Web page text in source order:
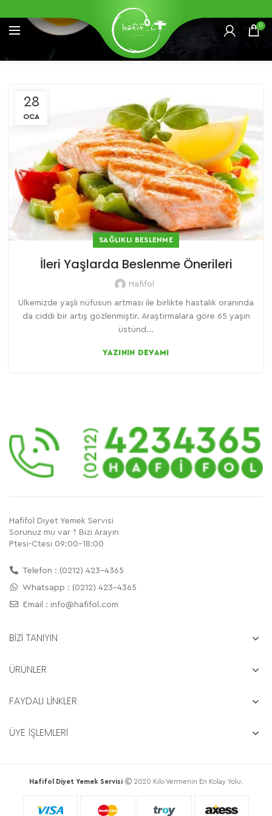
0
28
OCA
SAĞLIKLI BESLENME
İleri Yaşlarda Beslenme Önerileri
Hafifol
Ülkemizde yaşlı nüfusun artması ile birlikte hastalık oranında
da ciddi bir artış gözlenmiştir. Araştırmalara göre 65 yaşın
üstünd...
YAZININ DEVAMI
Hafifol Diyet Yemek Servisi
Sorunuz mu var ? Bizi Arayın
Ptesi-Ctesi 09:00-18:00
Telefon : (0212) 423-4365
Whatsapp : (0212) 423-4365
Email : info@hafifol.com
BİZİ TANIYIN
ÜRÜNLER
FAYDALI LİNKLER
ÜYE İŞLEMLERİ
Hafifol Diyet Yemek Servisi 2020 Kilo Vermenin En Kolay Yolu.